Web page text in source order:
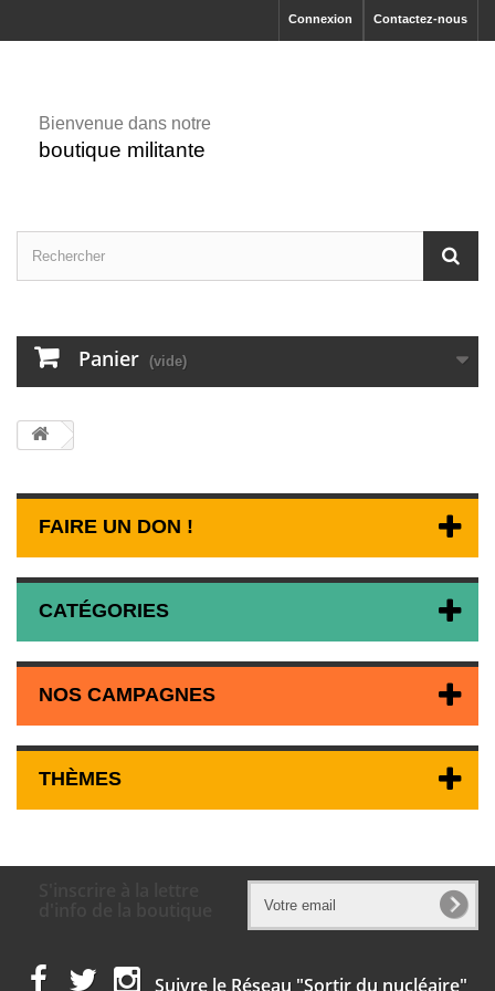
Contactez-nous
Connexion
Bienvenue dans notre
boutique militante
Panier (vide)
FAIRE UN DON !
CATÉGORIES
NOS CAMPAGNES
THÈMES
Suivre le Réseau "Sortir du nucléaire"